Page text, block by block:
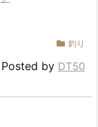
釣り
Posted by DT50